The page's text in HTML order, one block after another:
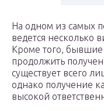
На одном из самых
ведется несколько
Кроме того,
продолжить
существует всего
однако получение
высокой